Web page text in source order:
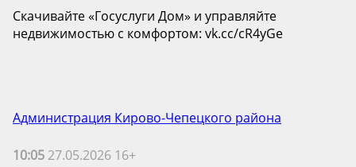
Скачивайте «Госуслуги Дом» и управляйте
недвижимостью с комфортом: vk.cc/cR4yGe
Администрация Кирово-Чепецкого района
10:05 27.05.2026 16+